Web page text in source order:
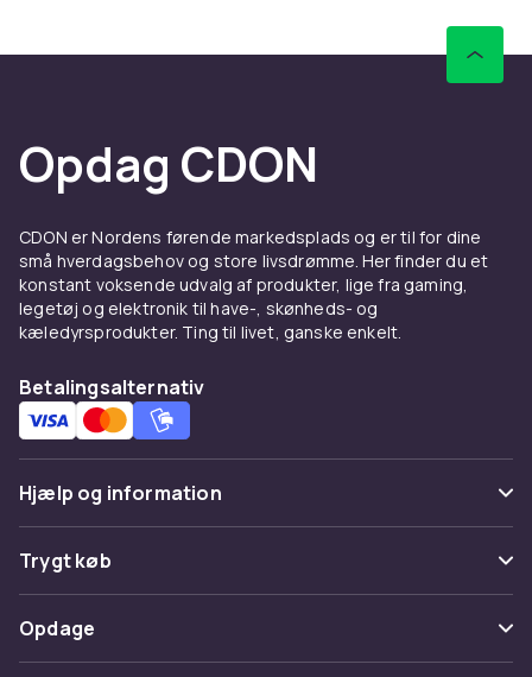
Køb batterier til trådløse telefoner hos CDON.
Batterier till trådlösa
telefoner
Hos CDON finder du Batterier till trådlösa
konkurrencedygtige priser. Vores brede
sortiment dækker alle prisklasser, fra
professionelle løsninger. Alle produkter er
certificerede og lever op til europæiske
Når du køber Batterier till trådlösa telefoner
hos CDON, får du adgang til
produktbeskrivelser med detaljerede
specifikationer, kundeanmeldelser og nem
Opdag CDON
CDON er Nordens førende markedsplads og er til for dine
små hverdagsbehov og store livsdrømme. Her finder du et
konstant voksende udvalg af produkter, lige fra gaming,
legetøj og elektronik til have-, skønheds- og
kæledyrsprodukter. Ting til livet, ganske enkelt.
Betalingsalternativ
Hjælp og information
Ofte stillede spørgsmål
Spor pakke
Fortryd & returner her
Trygt køb
Betaling
Levering
Opdage